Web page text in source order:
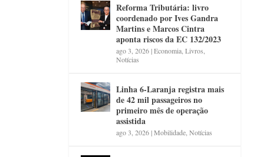
Reforma Tributária: livro
coordenado por Ives Gandra
Martins e Marcos Cintra
aponta riscos da EC 132/2023
ago 3, 2026|Economia ,Livros
Notícias
Linha 6-Laranja registra mais
de 42 mil passageiros no
primeiro mês de operação
assistida
ago 3, 2026|Mobilidade ,Notícias